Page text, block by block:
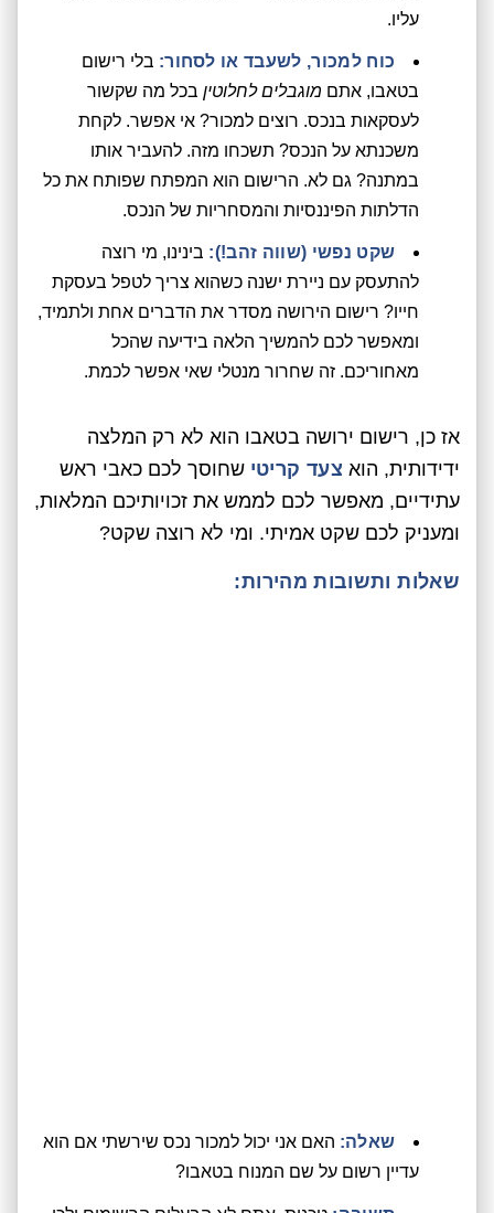
עליו.
כוח למכור, לשעבד או לסחור: בלי רישום
בטאבו, אתם מוגבלים לחלוטיןבכל מה שקשור
לעסקאות בנכס. רוצים למכור? אי אפשר. לקחת
משכנתא על הנכס? תשכחו מזה. להעביר אותו
במתנה? גם לא. הרישום הוא המפתח שפותח את כל
הדלתות הפיננסיות והמסחריות של הנכס.
שקט נפשי (שווה זהב!): בינינו, מי רוצה
להתעסק עם ניירת ישנה כשהוא צריך לטפל בעסקת
חייו? רישום הירושה מסדר את הדברים אחת ולתמיד,
ומאפשר לכם להמשיך הלאה בידיעה שהכל
מאחוריכם. זה שחרור מנטלי שאי אפשר לכמת.
אז כן, רישום ירושה בטאבו הוא לא רק המלצה
ידידותית, הוא צעד קריטי שחוסך לכם כאבי ראש
עתידיים, מאפשר לכם לממש את זכויותיכם המלאות,
ומעניק לכם שקט אמיתי. ומי לא רוצה שקט?
שאלות ותשובות מהירות:
שאלה: האם אני יכול למכור נכס שירשתי אם הוא
עדיין רשום על שם המנוח בטאבו?